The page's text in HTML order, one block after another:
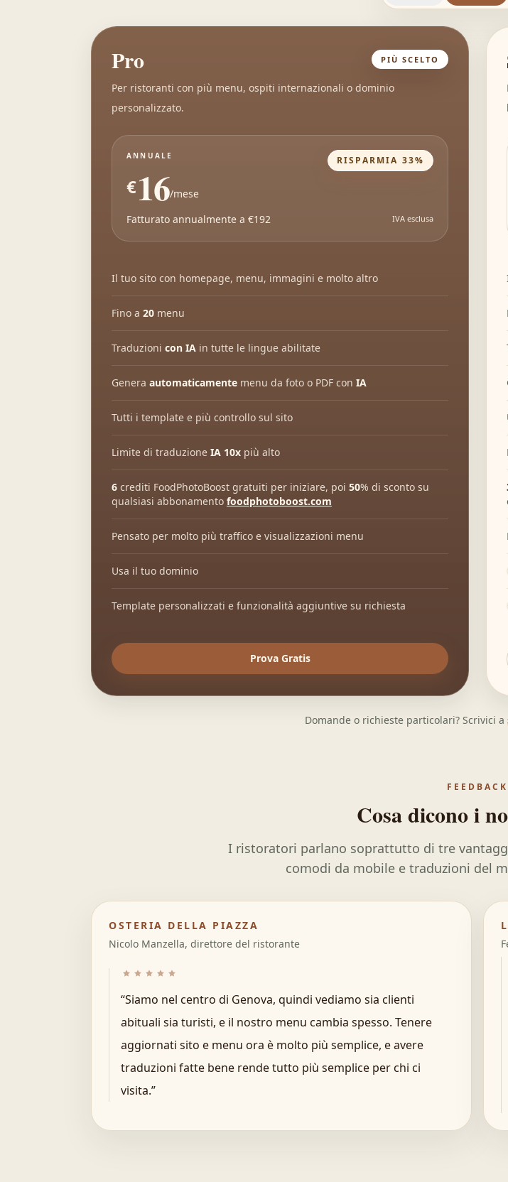
Pro PIÙ SCELTO
Per ristoranti con più menu, ospiti internazionali o dominio
personalizzato.
ANNUALE
€16/mese
RISPARMIA 33%
Fatturato annualmente a €192 IVA esclusa
Il tuo sito con homepage, menu, immagini e molto altro
Fino a 20 menu
Traduzioni con IA in tutte le lingue abilitate
Genera automaticamente menu da foto o PDF con IA
Tutti i template e più controllo sul sito
Limite di traduzione IA 10x più alto
6 crediti FoodPhotoBoost gratuiti per iniziare, poi 50% di sconto su
qualsiasi abbonamento foodphotoboost.com
Pensato per molto più traffico e visualizzazioni menu
Usa il tuo dominio
Template personalizzati e funzionalità aggiuntive su richiesta
Prova Gratis
Domande o richieste particolari? Scrivici a
FEEDBACK
Cosa dicono i
I ristoratori parlano soprattutto di tre
comodi da mobile e traduzioni del
OSTERIA DELLA PIAZZA
Nicolo Manzella, direttore del ristorante
“Siamo nel centro di Genova, quindi vediamo sia clienti
abituali sia turisti, e il nostro menu cambia spesso. Tenere
aggiornati sito e menu ora è molto più semplice, e avere
traduzioni fatte bene rende tutto più semplice per chi ci
visita.”